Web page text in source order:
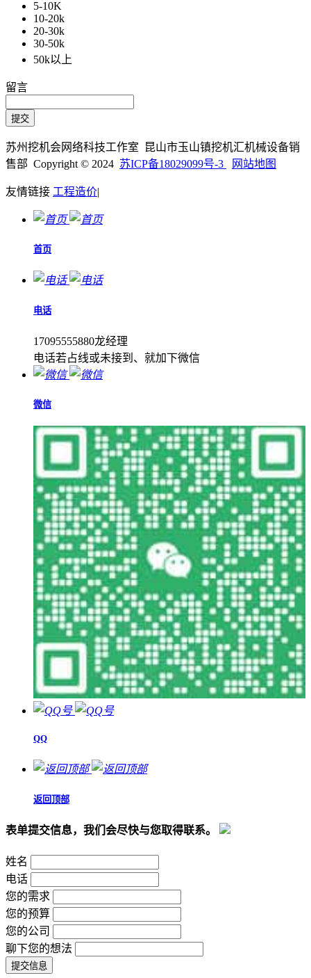
5-10K
10-20k
20-30k
30-50k
50k以上
留言
苏州挖机会网络科技工作室 昆山市玉山镇挖机汇机械设备销
售部 Copyright © 2024 苏ICP备18029099号-3 网站地图
友情链接 工程造价|
首页
电话
17095555880龙经理
电话若占线或未接到、就加下微信
微信
QQ
返回顶部
表单提交信息，我们会尽快与您取得联系。
姓名
电话
您的需求
您的预算
您的公司
聊下您的想法